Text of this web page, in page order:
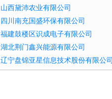
山西黛沛农业有限公司
四川南充国盛环保有限公司
福建鼓楼区识成电子有限公司
湖北荆门鑫兴能源有限公司
辽宁盘锦亚星信息技术股份有限公司